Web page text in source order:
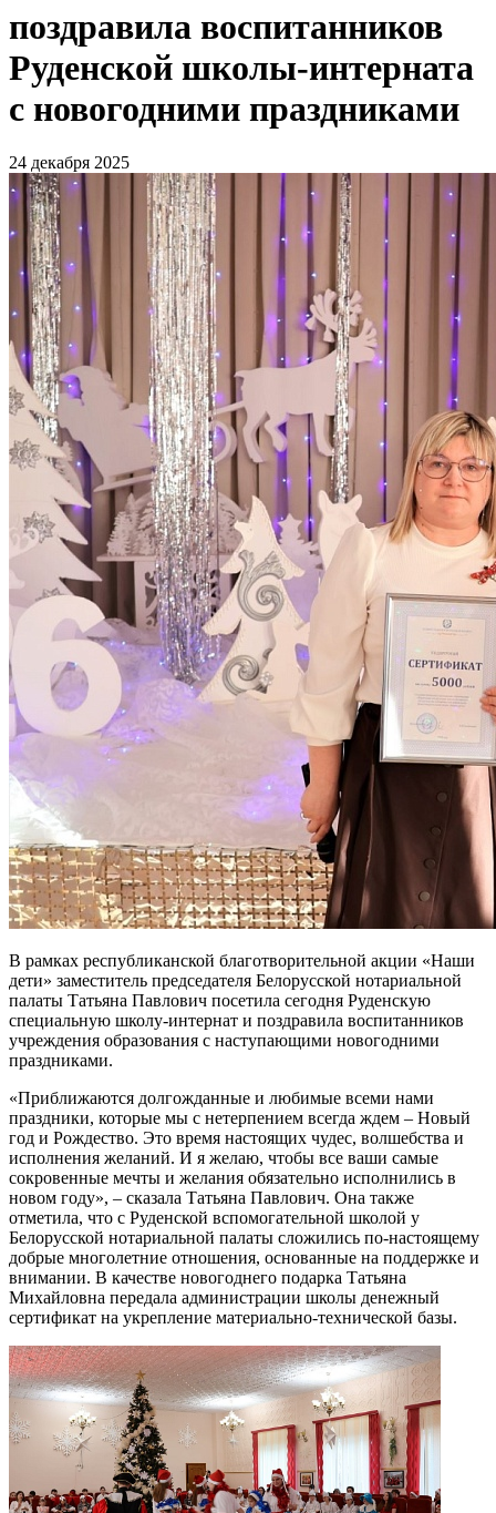
поздравила воспитанников
Руденской школы-интерната
с новогодними праздниками
24 декабря 2025
В рамках республиканской благотворительной акции «Наши
дети» заместитель председателя Белорусской нотариальной
палаты Татьяна Павлович посетила сегодня Руденскую
специальную школу-интернат и поздравила воспитанников
учреждения образования с наступающими новогодними
праздниками.
«Приближаются долгожданные и любимые всеми нами
праздники, которые мы с нетерпением всегда ждем – Новый
год и Рождество. Это время настоящих чудес, волшебства и
исполнения желаний. И я желаю, чтобы все ваши самые
сокровенные мечты и желания обязательно исполнились в
новом году», – сказала Татьяна Павлович. Она также
отметила, что с Руденской вспомогательной школой у
Белорусской нотариальной палаты сложились по-настоящему
добрые многолетние отношения, основанные на поддержке и
внимании. В качестве новогоднего подарка Татьяна
Михайловна передала администрации школы денежный
сертификат на укрепление материально-технической базы.